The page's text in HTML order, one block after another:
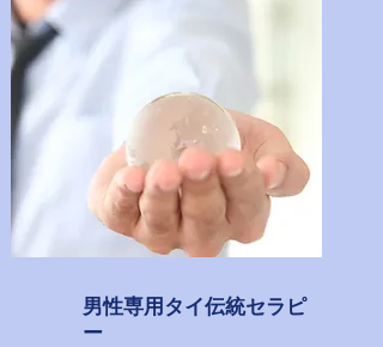
男性専用タイ伝統セラピ
ー